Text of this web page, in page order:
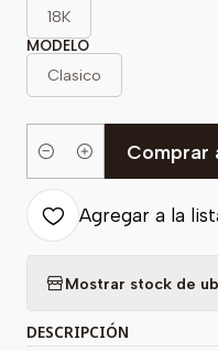
18K
MODELO
Clasico
Cantidad
Comprar
Agregar a la
Mostrar stock de
DESCRIPCIÓN